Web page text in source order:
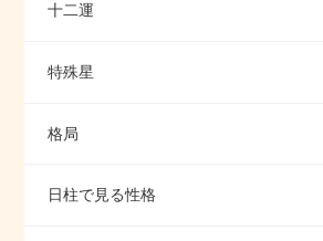
十二運
特殊星
格局
日柱で見る性格